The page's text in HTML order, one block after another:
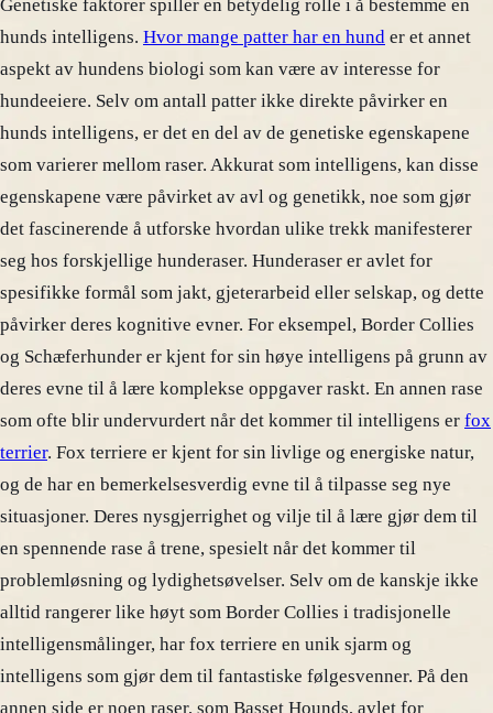
Genetiske faktorer spiller en betydelig rolle i å bestemme en
hunds intelligens. Hvor mange patter har en hund er et annet
aspekt av hundens biologi som kan være av interesse for
hundeeiere. Selv om antall patter ikke direkte påvirker en
hunds intelligens, er det en del av de genetiske egenskapene
som varierer mellom raser. Akkurat som intelligens, kan disse
egenskapene være påvirket av avl og genetikk, noe som gjør
det fascinerende å utforske hvordan ulike trekk manifesterer
seg hos forskjellige hunderaser. Hunderaser er avlet for
spesifikke formål som jakt, gjeterarbeid eller selskap, og dette
påvirker deres kognitive evner. For eksempel, Border Collies
og Schæferhunder er kjent for sin høye intelligens på grunn av
deres evne til å lære komplekse oppgaver raskt. En annen rase
som ofte blir undervurdert når det kommer til intelligens er fox
terrier. Fox terriere er kjent for sin livlige og energiske natur,
og de har en bemerkelsesverdig evne til å tilpasse seg nye
situasjoner. Deres nysgjerrighet og vilje til å lære gjør dem til
en spennende rase å trene, spesielt når det kommer til
problemløsning og lydighetsøvelser. Selv om de kanskje ikke
alltid rangerer like høyt som Border Collies i tradisjonelle
intelligensmålinger, har fox terriere en unik sjarm og
intelligens som gjør dem til fantastiske følgesvenner. På den
annen side er noen raser, som Basset Hounds, avlet for